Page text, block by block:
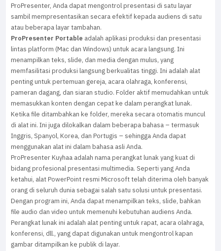
ProPresenter, Anda dapat mengontrol presentasi di satu layar
sambil mempresentasikan secara efektif kepada audiens di satu
atau beberapa layar tambahan.
ProPresenter Portable adalah aplikasi produksi dan presentasi
lintas platform (Mac dan Windows) untuk acara langsung. Ini
menampilkan teks, slide, dan media dengan mulus, yang
memfasilitasi produksi langsung berkualitas tinggi. Ini adalah alat
penting untuk pertemuan gereja, acara olahraga, konferensi,
pameran dagang, dan siaran studio. Folder aktif memudahkan untuk
memasukkan konten dengan cepat ke dalam perangkat lunak.
Ketika file ditambahkan ke folder, mereka secara otomatis muncul
di alat ini. Ini juga dilokalkan dalam beberapa bahasa – termasuk
Inggris, Spanyol, Korea, dan Portugis – sehingga Anda dapat
menggunakan alat ini dalam bahasa asli Anda.
ProPresenter Kuyhaa adalah nama perangkat lunak yang kuat di
bidang profesional presentasi multimedia. Seperti yang Anda
ketahui, alat PowerPoint resmi Microsoft telah diterima oleh banyak
orang di seluruh dunia sebagai salah satu solusi untuk presentasi.
Dengan program ini, Anda dapat menampilkan teks, slide, bahkan
file audio dan video untuk memenuhi kebutuhan audiens Anda.
Perangkat lunak ini adalah alat penting untuk rapat, acara olahraga,
konferensi, dll., yang dapat digunakan untuk mengontrol kapan
gambar ditampilkan ke publik di layar.